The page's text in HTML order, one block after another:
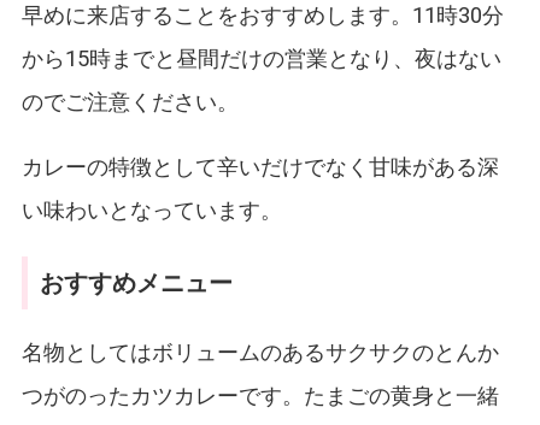
早めに来店することをおすすめします。11時30分
から15時までと昼間だけの営業となり、夜はない
のでご注意ください。
カレーの特徴として辛いだけでなく甘味がある深
い味わいとなっています。
おすすめメニュー
名物としてはボリュームのあるサクサクのとんか
つがのったカツカレーです。たまごの黄身と一緒